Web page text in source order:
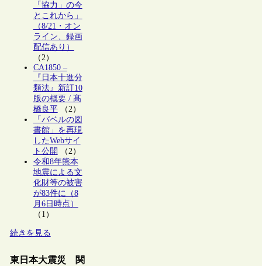
「協力」の今
とこれから」
（8/21・オン
ライン、録画
配信あり）
（2）
CA1850 –
『日本十進分
類法』新訂10
版の概要 / 髙
橋良平（2）
「バベルの図
書館」を再現
したWebサイ
ト公開
（2）
令和8年熊本
地震による文
化財等の被害
が83件に（8
月6日時点）
（1）
続きを見る
東日本大震災 関